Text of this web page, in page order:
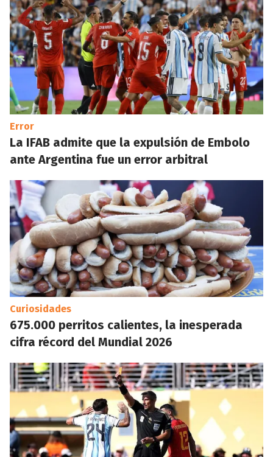
Error
La IFAB admite que la expulsión de Embolo
ante Argentina fue un error arbitral
Curiosidades
675.000 perritos calientes, la inesperada
cifra récord del Mundial 2026